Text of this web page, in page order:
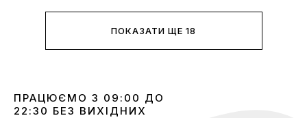
ПОКАЗАТИ ЩЕ 18
ПРАЦЮЄМО З 09:00 ДО
22:30 БЕЗ ВИХІДНИХ